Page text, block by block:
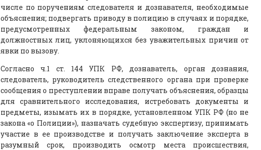
числе по поручениям следователя и дознавателя, необходимые
объяснения; подвергать приводу в полицию в случаях и порядке,
предусмотренных федеральным законом, граждан и
должностных лиц, уклоняющихся без уважительных причин от
явки по вызову.
Согласно ч.1 ст. 144 УПК РФ, дознаватель, орган дознания,
следователь, руководитель следственного органа при проверке
сообщения о преступлении вправе получать объяснения, образцы
для сравнительного исследования, истребовать документы и
предметы, изымать их в порядке, установленном УПК РФ (но не
закона «о Полиции»), назначать судебную экспертизу, принимать
участие в ее производстве и получать заключение эксперта в
разумный срок, производить осмотр места происшествия,